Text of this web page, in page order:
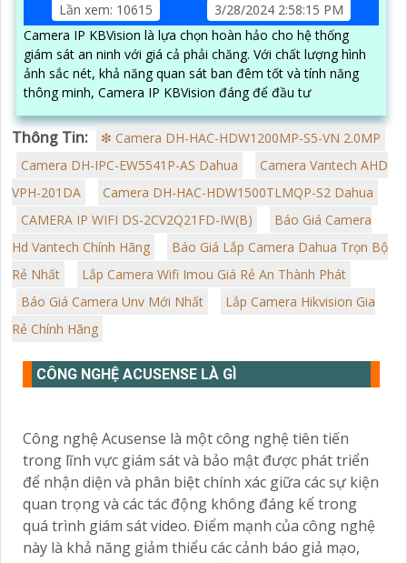
Lần xem: 10615
3/28/2024 2:58:15 PM
Camera IP KBVision là lựa chọn hoàn hảo cho hệ thống
giám sát an ninh với giá cả phải chăng. Với chất lượng hình
ảnh sắc nét, khả năng quan sát ban đêm tốt và tính năng
thông minh, Camera IP KBVision đáng để đầu tư
Thông Tin:
❇ Camera DH-HAC-HDW1200MP-S5-VN 2.0MP
Camera DH-IPC-EW5541P-AS Dahua
Camera Vantech AHD
VPH-201DA
Camera DH-HAC-HDW1500TLMQP-S2 Dahua
CAMERA IP WIFI DS-2CV2Q21FD-IW(B)
Báo Giá Camera
Hd Vantech Chính Hãng
Báo Giá Lắp Camera Dahua Trọn Bộ
Rẻ Nhất
Lắp Camera Wifi Imou Giá Rẻ An Thành Phát
Báo Giá Camera Unv Mới Nhất
Lắp Camera Hikvision Gia
Rẻ Chính Hãng
CÔNG NGHỆ ACUSENSE LÀ GÌ
Công nghệ Acusense là một công nghệ tiên tiến
trong lĩnh vực giám sát và bảo mật được phát triển
để nhận diện và phân biệt chính xác giữa các sự kiện
quan trọng và các tác động không đáng kể trong
quá trình giám sát video. Điểm mạnh của công nghệ
này là khả năng giảm thiểu các cảnh báo giả mạo,